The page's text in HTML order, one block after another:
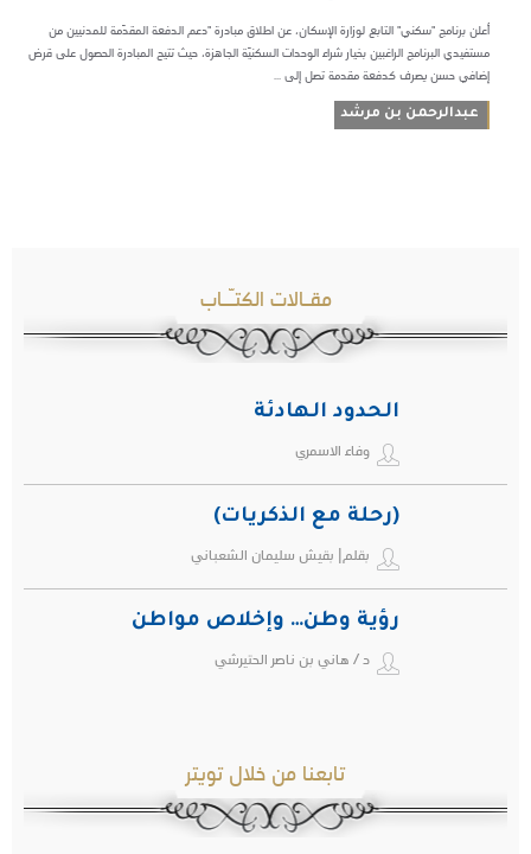
أعلن برنامج "سكني" التابع لوزارة الإسكان، عن اطلاق مبادرة "دعم الدفعة المقدّمة للمدنيين من
مستفيدي البرنامج الراغبين بخيار شراء الوحدات السكنيّة الجاهزة، حيث تتيح المبادرة الحصول على قرض
إضافي حسن يصرف كدفعة مقدمة تصل إلى ...
عبدالرحمن بن مرشد
مقـالات الكتـّـاب
الحدود الهادئة
وفاء الاسمري
(رحلة مع الذكريات)
بقلم| بقيش سليمان الشعباني
رؤية وطن… وإخلاص مواطن
د / هاني بن ناصر الحتيرشي
تابعنا من خلال تويتر